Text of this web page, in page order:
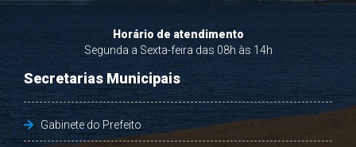
Horário de atendimento
Segunda a Sexta-feira das 08h às 14h
Secretarias Municipais
Gabinete do Prefeito